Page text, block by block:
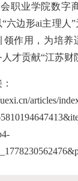
职业学院数字
六边形ai主理人
领作用，为培养
才贡献“江苏财
articles/